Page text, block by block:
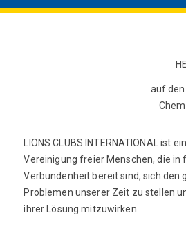
auf den
LIONS CLUBS INTERNATIONAL ist
Vereinigung freier Menschen, die
Verbundenheit bereit sind, sich den
Problemen unserer Zeit zu stellen
ihrer Lösung mitzuwirken.